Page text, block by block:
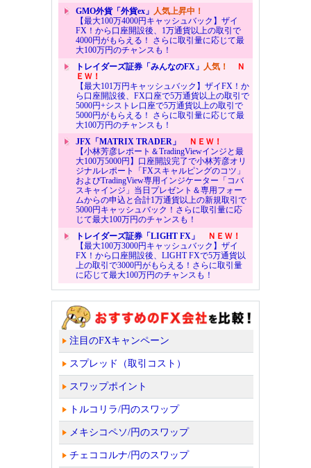
GMO外貨「外貨ex」 人気上昇中！
【最大100万4000円キャッシュバック】ザイ
FX！から口座開設後、1万通貨以上の取引で
4000円がもらえる！ さらに取引量に応じて最
大100万円のチャンスも！
トレイダーズ証券「みんなのFX」 人気！
Ｎ
ＥＷ！
【最大101万円キャッシュバック】ザイFX！か
ら口座開設後、FX口座で5万通貨以上の取引で
5000円+シストレ口座で5万通貨以上の取引で
5000円がもらえる！ さらに取引量に応じて最
大100万円のチャンスも！
JFX「MATRIX TRADER」
ＮＥＷ！
【小林芳彦レポート＆TradingViewインジと最
大100万5000円】口座開設完了で小林芳彦オリ
ジナルレポート「FXスキャルピングのコツ」
およびTradingView専用インジケーター「コバ
スキャインジ」当日プレゼント＆専用フォー
ムからの申込と合計1万通貨以上の新規取引で
5000円キャッシュバック！さらに取引量に応
じて最大100万円のチャンスも！
トレイダーズ証券「LIGHT FX」
ＮＥＷ！
【最大100万3000円キャッシュバック】ザイ
FX！から口座開設後、LIGHT FXで5万通貨以
上の取引で3000円がもらえる！さらに取引量
に応じて最大100万円のチャンスも！
注目のFXキャンペーン
スプレッド（取引コスト）
スワップポイント
トルコリラ/円のスワップ
メキシコペソ/円のスワップ
チェココルナ/円のスワップ